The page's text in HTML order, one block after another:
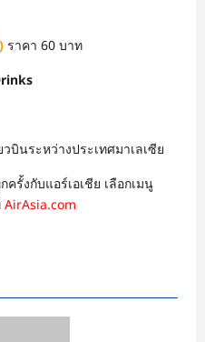
ราคา 60 บาท
บินระหว่างประเทศมาเลเซีย
รั้งกับแอร์เอเชีย เลือกเมนู
AirAsia.com